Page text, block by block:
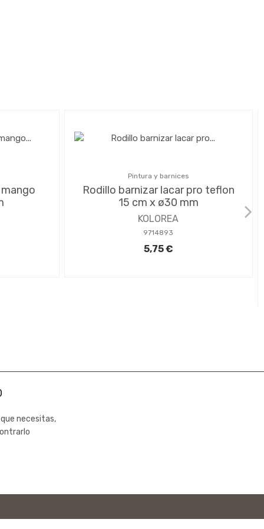
Pintura y barnices
Rodillo barnizar lacar pro teflon
15 cm x ø30 mm
KOLOREA
9714893
5,75 €
necesitas,